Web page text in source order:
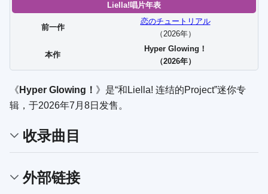
Liella!唱片年表
前一作
恋のチュートリアル
（2026年）
本作
Hyper Glowing！
（2026年）
《 Hyper Glowing！ 》是“和Liella! 连结的Project”迷你专
辑，于2026年7月8日发售。
收录曲目
外部链接